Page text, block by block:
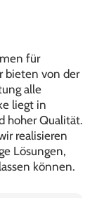
für
bieten von der
alle
liegt in
hoher Qualität.
realisieren
Lösungen,
können.